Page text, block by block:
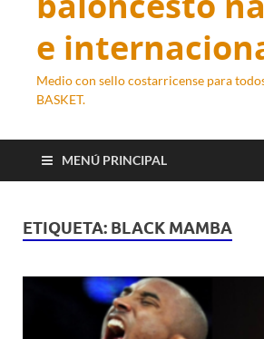
e
Medio con sello costarricense para
BASKET.
MENÚ PRINCIPAL
ETIQUETA: BLACK MAMBA